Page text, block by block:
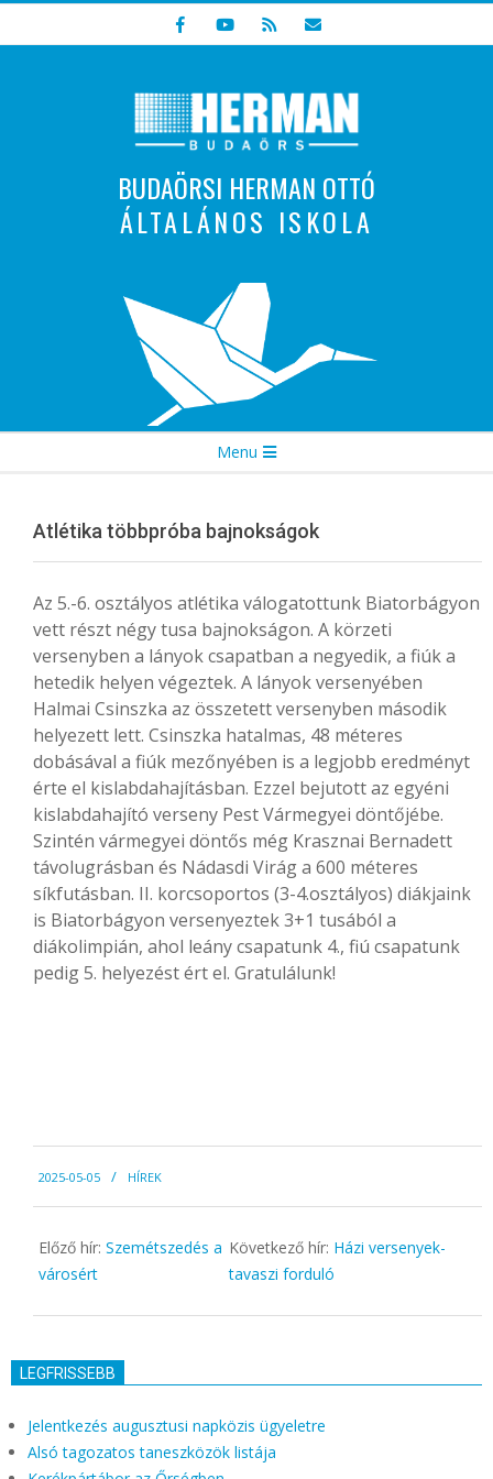
to
BUDAÖRSI HERMAN OTTÓ
ÁLTALÁNOS ISKOLA
Indulunk! Hamarosan újraindul oldalunk!
Menu
Atlétika többpróba bajnokságok
Az 5.-6. osztályos atlétika válogatottunk Biatorbágyon
vett részt négy tusa bajnokságon. A körzeti
versenyben a lányok csapatban a negyedik, a fiúk a
hetedik helyen végeztek. A lányok versenyében
Halmai Csinszka az összetett versenyben második
helyezett lett. Csinszka hatalmas, 48 méteres
dobásával a fiúk mezőnyében is a legjobb eredményt
érte el kislabdahajításban. Ezzel bejutott az egyéni
kislabdahajító verseny Pest Vármegyei döntőjébe.
Szintén vármegyei döntős még Krasznai Bernadett
távolugrásban és Nádasdi Virág a 600 méteres
síkfutásban. II. korcsoportos (3-4.osztályos) diákjaink
is Biatorbágyon versenyeztek 3+1 tusából a
diákolimpián, ahol leány csapatunk 4., fiú csapatunk
pedig 5. helyezést ért el. Gratulálunk!
05-
05
2025-05-05 HÍREK
Előző hír: Szemétszedés a
városért
Következő hír: Házi versenyek-
tavaszi forduló
LEGFRISSEBB
Jelentkezés augusztusi napközis ügyeletre
Alsó tagozatos taneszközök listája